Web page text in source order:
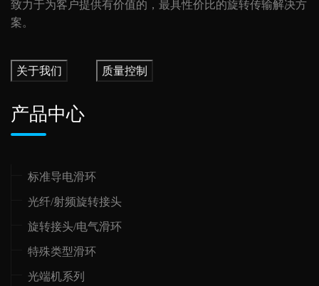
致力于为客户提供有价值的，最具性价比的旋转传输解决方
案。
关于我们 质量控制
产品中心
标准导电滑环
光纤/射频旋转接头
旋转接头/电气滑环
特殊类型滑环
光端机系列